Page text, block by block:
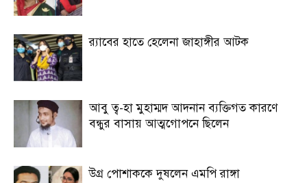
র‍্যাবের হাতে হেলেনা জাহাঙ্গীর আটক
আবু ত্ব-হা মুহাম্মদ আদনান ব্যক্তিগত কারণে
বন্ধুর বাসায় আত্মগোপনে ছিলেন
উগ্র পোশাককে দুষলেন এমপি রাঙ্গা